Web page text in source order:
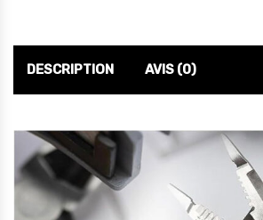
DESCRIPTION AVIS (0)